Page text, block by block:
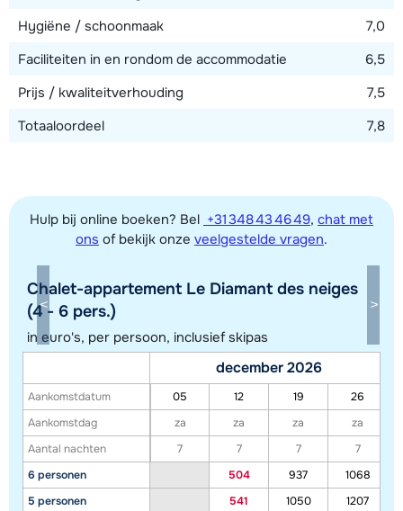
Toon alle accommodaties in dit gebied
Deze kaart geeft een indicatie van de ligging van onze accommodaties. De
exacte locatie kan enigszins afwijken.
Hygiëne / schoonmaak
7,0
Faciliteiten in en rondom de accommodatie
6,5
Prijs / kwaliteitverhouding
7,5
Totaaloordeel
7,8
Hulp bij online boeken? Bel +31 348 43 46 49, chat met
ons of bekijk onze veelgestelde vragen.
Chalet-appartement Le Diamant des neiges
(4 - 6 pers.)
in euro's, per persoon, inclusief skipas
Aankomstdatum
Aankomstdag
Aantal nachten
6 personen
5 personen
december 2026
05 12 19
26
za
za za
za
7
7 7
7
504
937
1068
541
1050 1207